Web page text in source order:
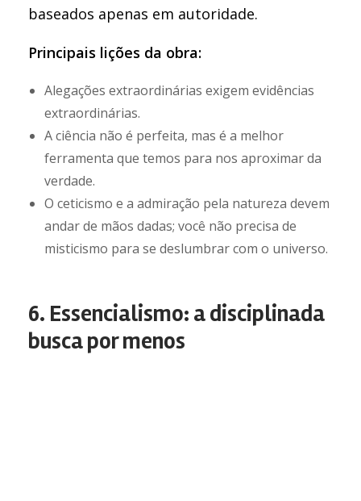
baseados apenas em autoridade.
Principais lições da obra:
Alegações extraordinárias exigem evidências
extraordinárias.
A ciência não é perfeita, mas é a melhor
ferramenta que temos para nos aproximar da
verdade.
O ceticismo e a admiração pela natureza devem
andar de mãos dadas; você não precisa de
misticismo para se deslumbrar com o universo.
6. Essencialismo: a disciplinada
busca por menos